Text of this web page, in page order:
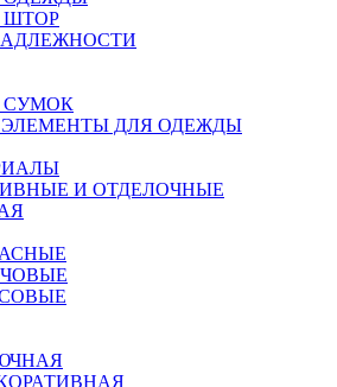
ШТОР
СУМОК
ДЛЯ ОДЕЖДЫ
И ОТДЕЛОЧНЫЕ